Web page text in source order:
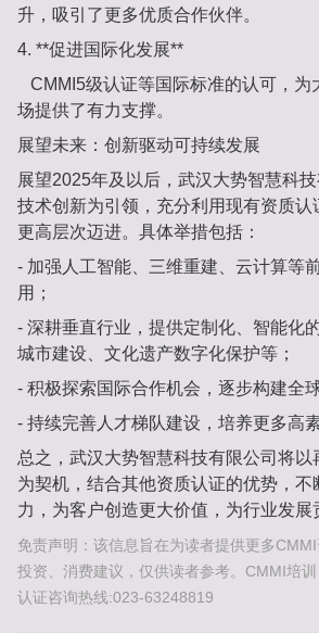
升，吸引了更多优质合作伙伴。
4. **促进国际化发展**
CMMI5级认证等国际标准的认可，为
场提供了有力支撑。
展望未来：创新驱动可持续发展
展望2025年及以后，武汉大势智慧科
技术创新为引领，充分利用现有资质认
更高层次迈进。具体举措包括：
- 加强人工智能、三维重建、云计算等
用；
- 深耕垂直行业，提供定制化、智能化
城市建设、文化遗产数字化保护等；
- 积极探索国际合作机会，逐步构建全
- 持续完善人才梯队建设，培养更多高
总之，武汉大势智慧科技有限公司将以
为契机，结合其他资质认证的优势，不
力，为客户创造更大价值，为行业发展
免责声明：该信息旨在为读者提供更多
投资、消费建议，仅供读者参考。CMMI培
认证咨询热线:023-63248819